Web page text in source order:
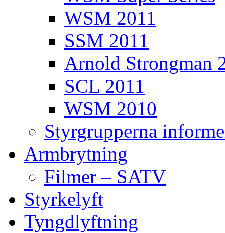
WSM 2011
SSM 2011
Arnold Strongman
SCL 2011
WSM 2010
Styrgrupperna
Armbrytning
Filmer – SATV
Styrkelyft
Tyngdlyftning